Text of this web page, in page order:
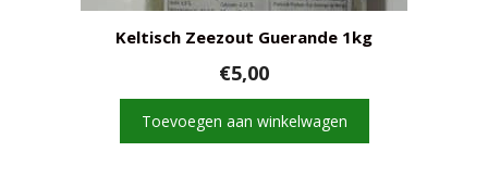
Keltisch Zeezout Guerande 1kg
€5,00
Toevoegen aan winkelwagen